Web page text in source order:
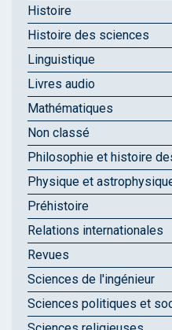
Histoire
Histoire des sciences
Linguistique
Livres audio
Mathématiques
Non classé
Philosophie et histoire
Physique et
Préhistoire
Relations internationales
Revues
Sciences de l'ingénieur
Sciences politiques et